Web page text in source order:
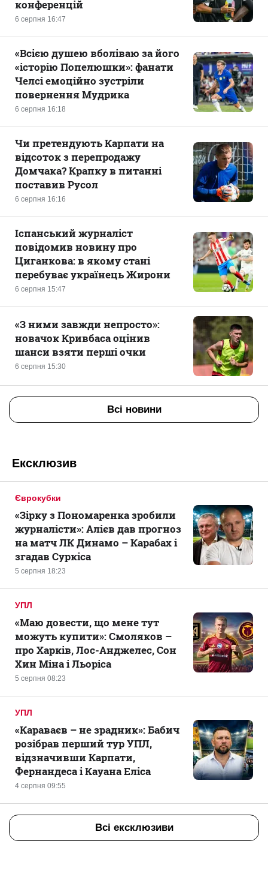
6 серпня 16:47
конференцій
6 серпня 16:18
«Всією душею вболіваю за його
«історію Попелюшки»: фанати
Челсі емоційно зустріли
повернення Мудрика
6 серпня 16:16
Чи претендують Карпати на
відсоток з перепродажу
Домчака? Крапку в питанні
поставив Русол
6 серпня 15:47
Іспанський журналіст
повідомив новину про
Циганкова: в якому стані
перебуває українець Жирони
6 серпня 15:30
«З ними завжди непросто»:
новачок Кривбаса оцінив
шанси взяти перші очки
Всі новини
Ексклюзив
Єврокубки
5 серпня 18:23
«Зірку з Пономаренка зробили
журналісти»: Алієв дав прогноз
на матч ЛК Динамо – Карабах і
згадав Суркіса
УПЛ
5 серпня 08:23
«Маю довести, що мене тут
можуть купити»: Смоляков –
про Харків, Лос-Анджелес, Сон
Хин Міна і Льоріса
УПЛ
4 серпня 09:55
«Караваєв – не зрадник»: Бабич
розібрав перший тур УПЛ,
відзначивши Карпати,
Фернандеса і Кауана Еліса
Всі ексклюзиви